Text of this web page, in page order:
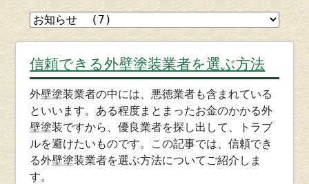
信頼できる外壁塗装業者を選ぶ方法
外壁塗装業者の中には、悪徳業者も含まれている
といいます。ある程度まとまったお金のかかる外
壁塗装ですから、優良業者を探し出して、トラブ
ルを避けたいものです。この記事では、信頼でき
る外壁塗装業者を選ぶ方法についてご紹介しま
す。